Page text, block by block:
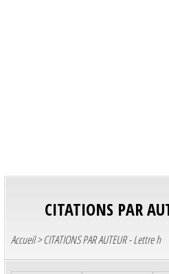
CITATIONS PAR
Accueil> CITATIONS PAR AUTEUR - Lettre h